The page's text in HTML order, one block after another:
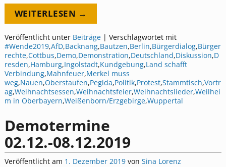
WEITERLESEN →
Veröffentlicht unter Beiträge| Verschlagwortet mit
#Wende2019,AfD,Backnang,Bautzen,Berlin,Bürgerdialog,Bürger
rechte,Cottbus,Demo,Demonstration,Deutschland,Diskussion,D
resden,Hamburg,Ingolstadt,Kundgebung,Land schafft
Verbindung,Mahnfeuer,Merkel muss
weg,Nauen,Oberstaufen,Pegida,Politik,Protest,Stammtisch,Vortr
ag,Weihnachtsessen,Weihnachtsfeier,Weihnachtslieder,Weilhei
m in Oberbayern,Weißenborn/Erzgebirge,Wuppertal
Demotermine
02.12.-08.12.2019
Veröffentlicht am 1. Dezember 2019 von Sina Lorenz